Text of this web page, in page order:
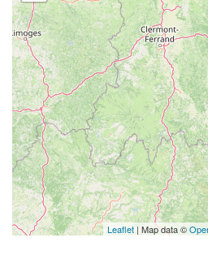
Leaflet | Map data ©